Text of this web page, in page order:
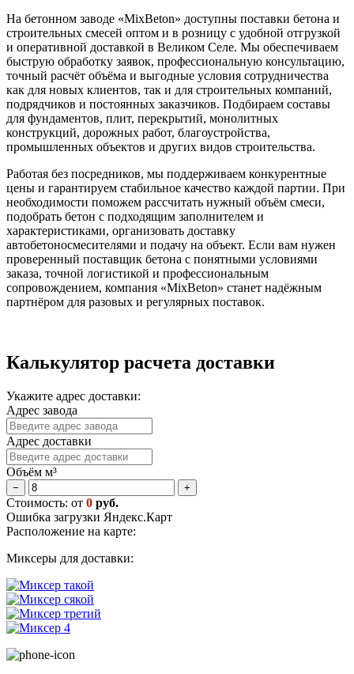
На бетонном заводе «MixBeton» доступны поставки бетона и
строительных смесей оптом и в розницу с удобной отгрузкой
и оперативной доставкой в Великом Селе. Мы обеспечиваем
быструю обработку заявок, профессиональную консультацию,
точный расчёт объёма и выгодные условия сотрудничества
как для новых клиентов, так и для строительных компаний,
подрядчиков и постоянных заказчиков. Подбираем составы
для фундаментов, плит, перекрытий, монолитных
конструкций, дорожных работ, благоустройства,
промышленных объектов и других видов строительства.
Работая без посредников, мы поддерживаем конкурентные
цены и гарантируем стабильное качество каждой партии. При
необходимости поможем рассчитать нужный объём смеси,
подобрать бетон с подходящим заполнителем и
характеристиками, организовать доставку
автобетоносмесителями и подачу на объект. Если вам нужен
проверенный поставщик бетона с понятными условиями
заказа, точной логистикой и профессиональным
сопровождением, компания «MixBeton» станет надёжным
партнёром для разовых и регулярных поставок.
Калькулятор расчета доставки
Укажите адрес доставки:
Адрес завода
Адрес доставки
Объём м³
− +
Стоимость: от 0 руб.
Ошибка загрузки Яндекс.Карт
Расположение на карте:
Миксеры для доставки: